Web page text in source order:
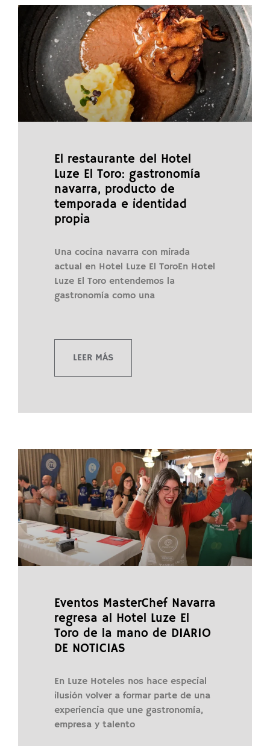
El restaurante del Hotel
Luze El Toro: gastronomía
navarra, producto de
temporada e identidad
propia
Una cocina navarra con mirada
actual en Hotel Luze El ToroEn Hotel
Luze El Toro entendemos la
gastronomía como una
LEER MÁS
Eventos MasterChef Navarra
regresa al Hotel Luze El
Toro de la mano de DIARIO
DE NOTICIAS
En Luze Hoteles nos hace especial
ilusión volver a formar parte de una
experiencia que une gastronomía,
empresa y talento